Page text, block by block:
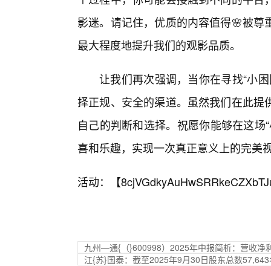
影迷。请记住，优质的内容值得🌸被
最大程度地提升我们的观影品质。
让我们再次强调，当你在寻找“小
择正规、安全的渠道。虽然我们在此
自己的判断和选择。祝愿你能够在这
喜和乐趣，实现一次真正意义上的完美
活动：【
九州—通{（}600998）2025年中报简析：营收净
江{苏}国泰：截至2025年9月30日股东总数